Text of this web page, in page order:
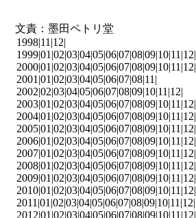
文責：墨田ペトリ堂
1998|11 |12|
1999|01 |02|03|04|05|06|07|08|09|10|11 |12|
2000|01 |02|03|04|05|06|07|08|09|10|11 |12|
2001|01 |02|03|04|05|06|07|08|11 |
2002|02|03|04|05|06|07|08|09|10|11 |12|
2003|01 |02|03|04|05|06|07|08|09|10|11 |12|
2004|01 |02|03|04|05|06|07|08|09|10|11 |12|
2005|01 |02|03|04|05|06|07|08|09|10|11 |12|
2006|01 |02|03|04|05|06|07|08|09|10|11 |12|
2007|01 |02|03|04|05|06|07|08|09|10|11 |12|
2008|01 |02|03|04|05|06|07|08|09|10|11 |12|
2009|01 |02|03|04|05|06|07|08|09|10|11 |12|
2010|01 |02|03|04|05|06|07|08|09|10|11 |12|
2011|01 |02|03|04|05|06|07|08|09|10|11 |12|
2012|01 |02|03|04|05|06|07|08|09|10|11 |12|